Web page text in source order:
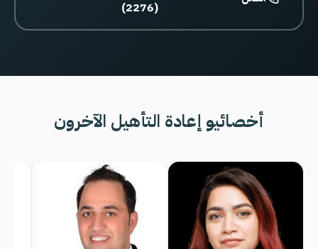
(2276)
أخصائيو إعادة التأهيل الآخرون